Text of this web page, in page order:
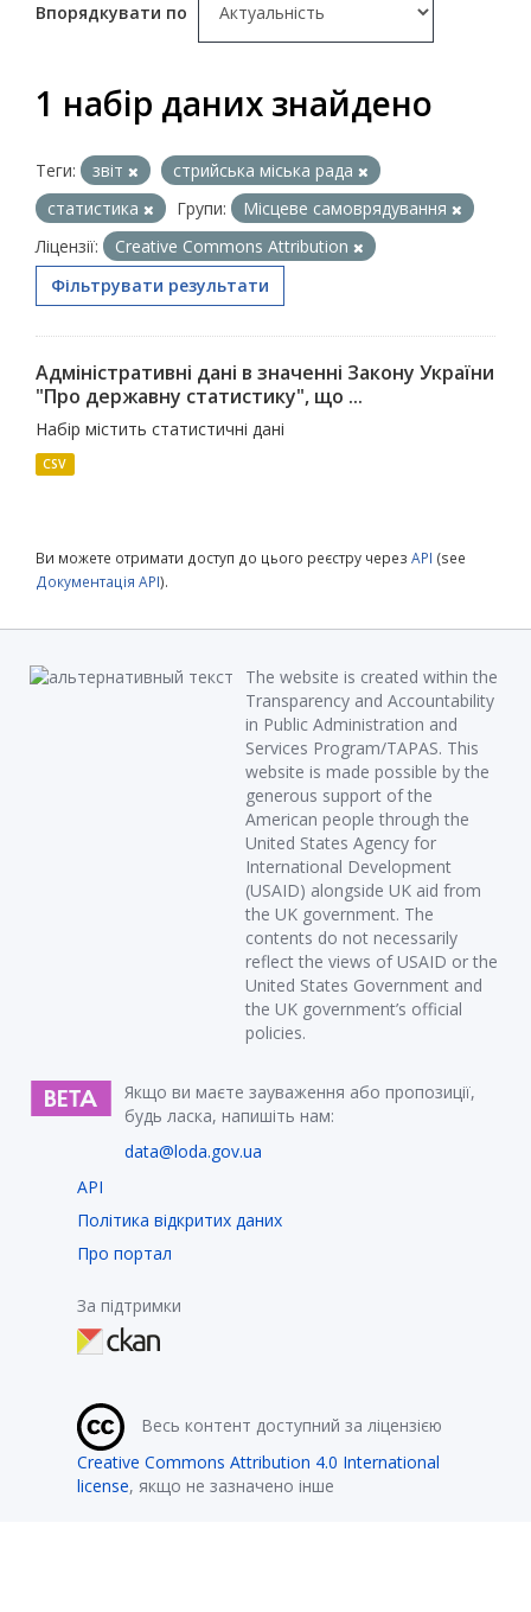
Впорядкувати по
1 набір даних знайдено
Теги: звіт
стрийська міська рада
статистика
Групи:
Місцеве самоврядування
Ліцензії:
Creative Commons Attribution
Фільтрувати результати
Адміністративні дані в значенні Закону України
"Про державну статистику", що ...
Набір містить статистичні дані
CSV
Ви можете отримати доступ до цього реєстру через API (see
Документація API).
The website is created within the
Transparency and Accountability
in Public Administration and
Services Program/TAPAS. This
website is made possible by the
generous support of the
American people through the
United States Agency for
International Development
(USAID) alongside UK aid from
the UK government. The
contents do not necessarily
reflect the views of USAID or the
United States Government and
the UK government’s official
policies.
Якщо ви маєте зауваження або пропозиції,
будь ласка, напишіть нам:
data@loda.gov.ua
API
Політика відкритих даних
Про портал
За підтримки
Весь контент доступний за ліцензією
Creative Commons Attribution 4.0 International
license, якщо не зазначено інше